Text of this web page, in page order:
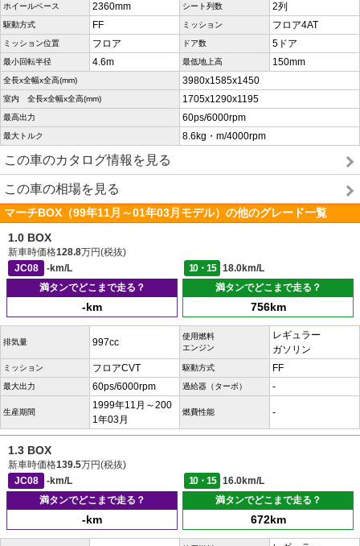
ホイールベース 2360mm シート列数 2列
駆動方式 FF ミッション フロア4AT
ミッション位置 フロア ドア数 5ドア
最小回転半径 4.6m 最低地上高 150mm
全長x全幅x全高(mm) 3980x1585x1450
室内 全長x全幅x全高(mm) 1705x1290x1195
最高出力 60ps/6000rpm
最大トルク 8.6kg・m/4000rpm
この車のカタログ情報を見る
この車の相場を見る
マーチBOX（99年11月～01年03月モデル）の他のグレード一覧
1.0 BOX
新車時価格128.8万円(税抜)
JC08
-km/L 10・15
18.0km/L
満タンでどこまで走る？
-km
満タンでどこまで走る？
756km
排気量 997cc
使用燃料
エンジン
レギュラー
ガソリン
ミッション フロアCVT 駆動方式 FF
最大出力 60ps/6000rpm 過給器（ターボ） -
生産期間
1999年11月～200
1年03月
燃費性能 -
1.3 BOX
新車時価格139.5万円(税抜)
JC08
-km/L 10・15
16.0km/L
満タンでどこまで走る？
-km
満タンでどこまで走る？
672km